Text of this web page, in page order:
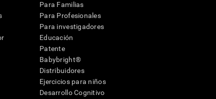
Para Familias
Para Profesionales
Para investigadores
Educación
Patente
Babybright®
Distribuidores
Ejercicios para niños
Desarrollo Cognitivo